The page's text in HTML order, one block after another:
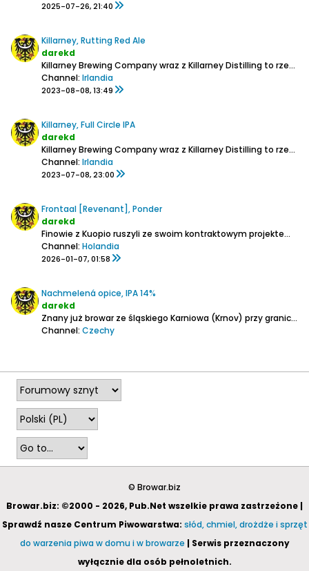
2025-07-26, 21:40
Killarney, Rutting Red Ale
darekd
Killarney Brewing Company wraz z Killarney Distilling to rzemieślniczy browar z destylarnią whiskey z Killarney w hrabstwie Kerry.
Channel: Irlandia
2023-08-08, 13:49
Killarney, Full Circle IPA
darekd
Killarney Brewing Company wraz z Killarney Distilling to rzemieślniczy browar z destylarnią whiskey z Killarney w hrabstwie Kerry.
Channel: Irlandia
2023-07-08, 23:00
Frontaal [Revenant], Ponder
darekd
Finowie z Kuopio ruszyli ze swoim kontraktowym projektem całkiem niedawno bo w 2023 r.
Channel: Holandia
2026-01-07, 01:58
Nachmelená opice, IPA 14%
darekd
Znany już browar ze śląskiego Karniowa (Krnov) przy granicy z Polską. Ostatnimi czasy mocno dała mu się we znaki powódź.
Channel: Czechy
© Browar.biz
Browar.biz: ©2000 - 2026, Pub.Net wszelkie prawa zastrzeżone |
Sprawdź nasze Centrum Piwowarstwa: słód, chmiel, drożdże i sprzęt
do warzenia piwa w domu i w browarze | Serwis przeznaczony
wyłącznie dla osób pełnoletnich.